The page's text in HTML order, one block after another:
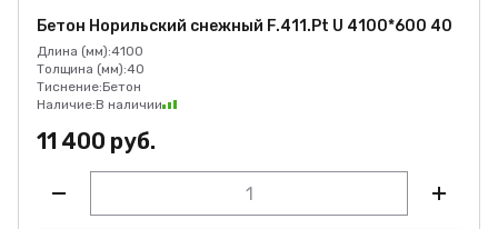
Бетон Норильский снежный F.411.Pt U 4100*600 40
Длина (мм):4100
Толщина (мм):40
Тиснение:Бетон
Наличие:В наличии
11 400 руб.